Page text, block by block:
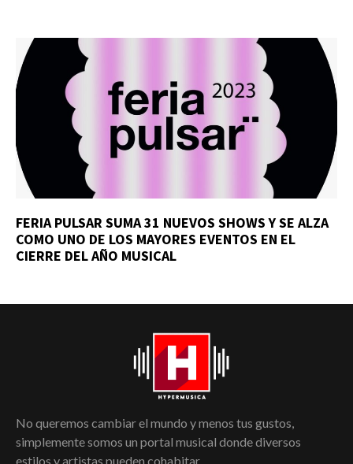
FERIA PULSAR SUMA 31 NUEVOS SHOWS Y SE ALZA
COMO UNO DE LOS MAYORES EVENTOS EN EL
CIERRE DEL AÑO MUSICAL
No queremos cambiar el mundo y menos tus gustos,
simplemente somos un portal musical donde diversos
estilos y artistas pueden cohabitar.